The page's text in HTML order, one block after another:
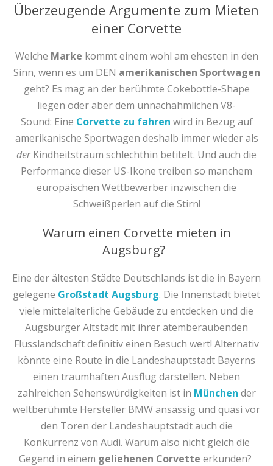
Überzeugende Argumente zum Mieten
einer Corvette
Welche Marke kommt einem wohl am ehesten in den
Sinn, wenn es um DEN amerikanischen Sportwagen
geht? Es mag an der berühmte Cokebottle-Shape
liegen oder aber dem unnachahmlichen V8-
Sound: Eine Corvette zu fahren wird in Bezug auf
amerikanische Sportwagen deshalb immer wieder als
derKindheitstraum schlechthin betitelt. Und auch die
Performance dieser US-Ikone treiben so manchem
europäischen Wettbewerber inzwischen die
Schweißperlen auf die Stirn!
Warum einen Corvette mieten in
Augsburg?
Eine der ältesten Städte Deutschlands ist die in Bayern
gelegene Großstadt Augsburg. Die Innenstadt bietet
viele mittelalterliche Gebäude zu entdecken und die
Augsburger Altstadt mit ihrer atemberaubenden
Flusslandschaft definitiv einen Besuch wert! Alternativ
könnte eine Route in die Landeshauptstadt Bayerns
einen traumhaften Ausflug darstellen. Neben
zahlreichen Sehenswürdigkeiten ist in München der
weltberühmte Hersteller BMW ansässig und quasi vor
den Toren der Landeshauptstadt auch die
Konkurrenz von Audi. Warum also nicht gleich die
Gegend in einem geliehenen Corvette erkunden?